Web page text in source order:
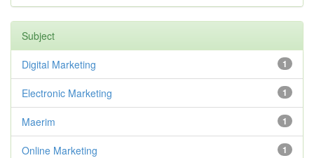
Subject
1
Digital Marketing
1
Electronic Marketing
1
Maerim
1
Online Marketing